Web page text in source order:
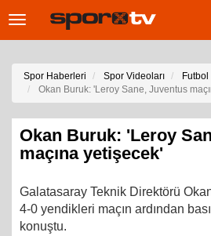
Toggle
Spor Haberleri Spor Videoları Futbol
Okan Buruk: 'Leroy Sane, Juventus
Okan Buruk: 'Leroy
maçına yetişecek'
Galatasaray Teknik Direktörü
4-0 yendikleri maçın ardından
konuştu.